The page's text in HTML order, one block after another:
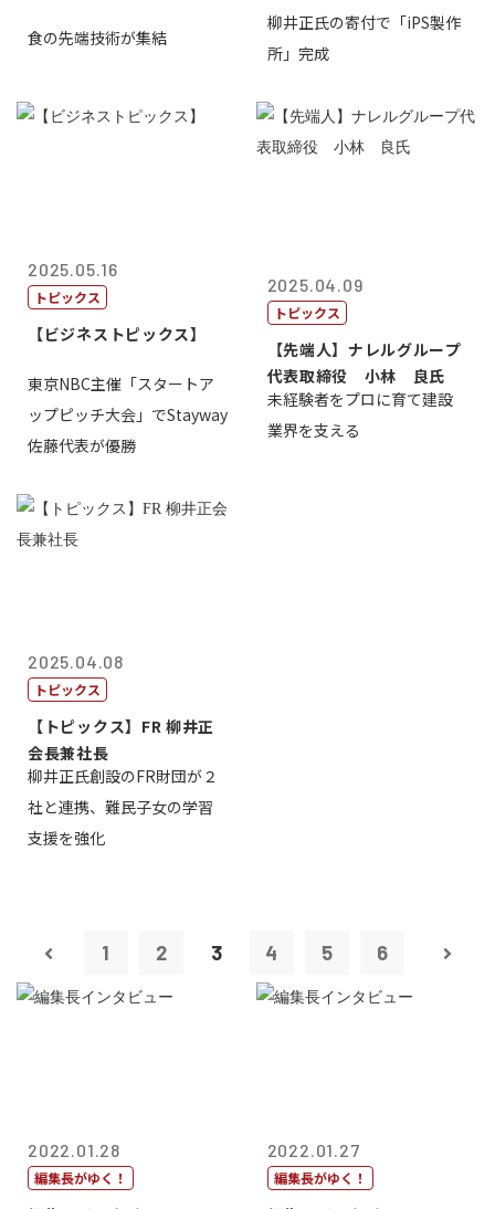
食の先端技術が集結
柳井正氏の寄付で「iPS製作
所」完成
2025.05.16
トピックス
【ビジネストピックス】
東京NBC主催「スタートア
ップピッチ大会」でStayway
佐藤代表が優勝
2025.04.09
トピックス
【先端人】ナレルグループ
代表取締役 小林 良氏
未経験者をプロに育て建設
業界を支える
2025.04.08
トピックス
【トピックス】FR 柳井正
会長兼社長
柳井正氏創設のFR財団が２
社と連携、難民子女の学習
支援を強化
1 2 3 4 5 6
2022.01.28
編集長がゆく！
2022.01.27
編集長がゆく！